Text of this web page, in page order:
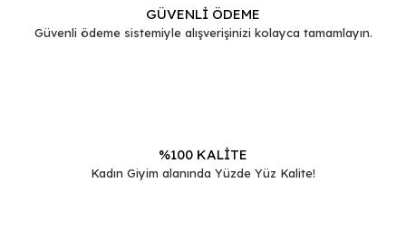
Ürün bilgilerinde hatalar bulunuyor.
GÜVENLİ ÖDEME
Güvenli ödeme sistemiyle alışverişinizi kolayca tamamlayın.
%100 KALİTE
Kadın Giyim alanında Yüzde Yüz Kalite!